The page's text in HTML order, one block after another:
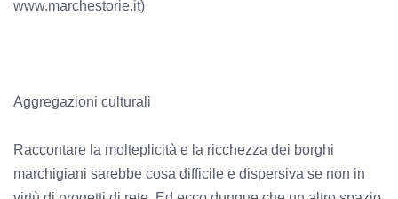
www.marchestorie.it)
Aggregazioni culturali
Raccontare la molteplicità e la ricchezza dei borghi
marchigiani sarebbe cosa difficile e dispersiva se non in